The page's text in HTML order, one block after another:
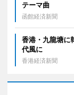
テーマ曲
函館経済新聞
香港・九龍塘
代風に
香港経済新聞